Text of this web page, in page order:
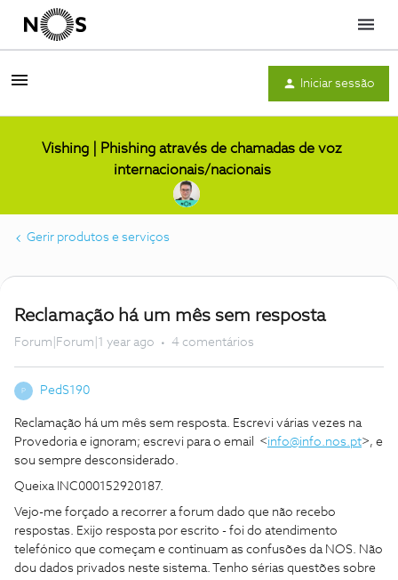
Menu
Iniciar sessão
Vishing | Phishing através de chamadas de voz
internacionais/nacionais
Gerir produtos e serviços
Reclamação há um mês sem resposta
Forum|Forum|1 year ago 4 comentários
P PedS190
Reclamação há um mês sem resposta. Escrevi várias vezes na
Provedoria e ignoram; escrevi para o email <info@info.nos.pt>, e
sou sempre desconsiderado.
Queixa INC000152920187.
Vejo-me forçado a recorrer a forum dado que não recebo
respostas. Exijo resposta por escrito - foi do atendimento
telefónico que começam e continuam as confusões da NOS. Não
dou dados privados neste sistema. Tenho sérias questões sobre